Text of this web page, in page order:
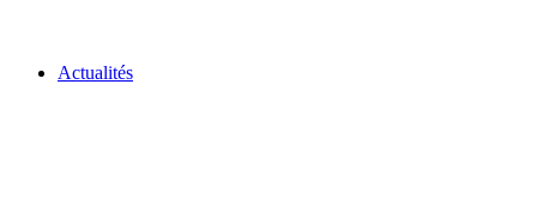
Actualités